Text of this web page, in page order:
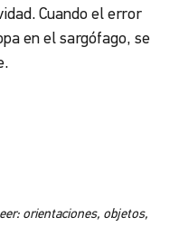
Cuando el error
en el sargófago, se
orientaciones, objetos,